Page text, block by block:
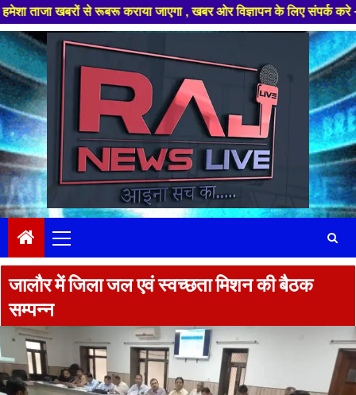
से रूबरू कराया जाएगा , खबर ओर विज्ञापन के लिए संपर्क करे +91
Skip
to
content
Menu
जालौर में जिला जल एवं स्वच्छता मिशन की बैठक
सम्पन्न